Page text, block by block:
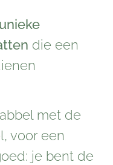
unieke
die een
met de
voor een
je bent de